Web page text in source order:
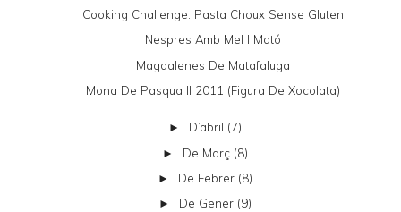
Cooking Challenge: Pasta Choux Sense Gluten
Nespres Amb Mel I Mató
Magdalenes De Matafaluga
Mona De Pasqua II 2011 (figura De Xocolata)
► D’abril (7)
► De Març (8)
► De Febrer (8)
► De Gener (9)